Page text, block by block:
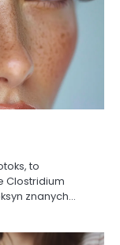
to
Clostridium
znanych…